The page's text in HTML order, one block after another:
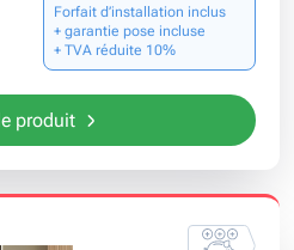
Forfait d’installation inclus
+ garantie pose incluse
+ TVA réduite 10%
produit